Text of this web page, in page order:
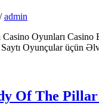
/admin
Oyunları
Oyunçular üçün
Of The